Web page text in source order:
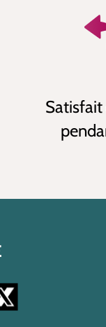
Instagram
page Facebook
à notre compte
Accéder à notre